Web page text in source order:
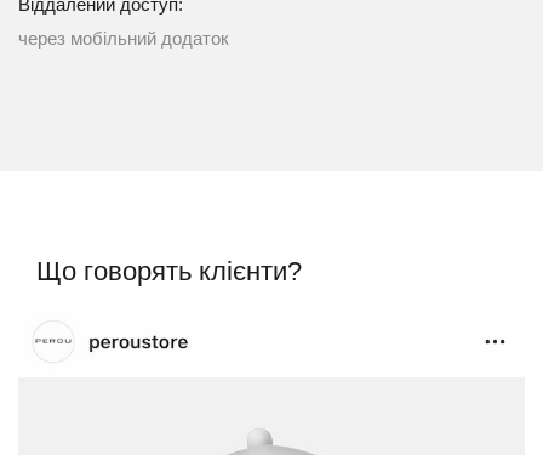
Віддалений доступ:
через мобільний додаток
Що говорять клієнти?